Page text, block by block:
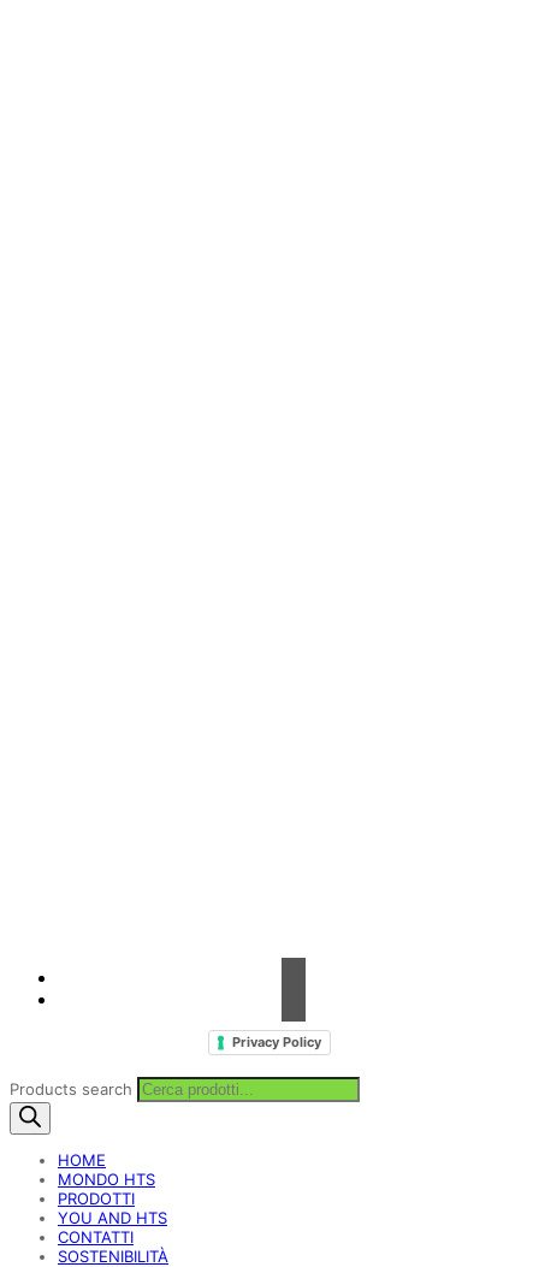
Privacy Policy
Products search
HOME
MONDO HTS
PRODOTTI
YOU AND HTS
CONTATTI
SOSTENIBILITÀ